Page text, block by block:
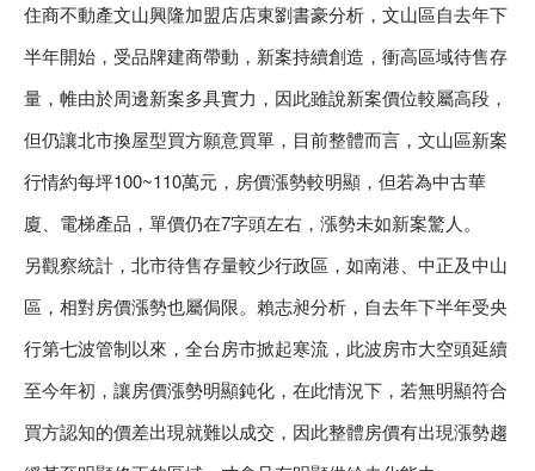
住商不動產文山興隆加盟店店東劉書豪分析，文山區自去年下
半年開始，受品牌建商帶動，新案持續創造，衝高區域待售存
量，帷由於周邊新案多具實力，因此雖說新案價位較屬高段，
但仍讓北市換屋型買方願意買單，目前整體而言，文山區新案
行情約每坪100~110萬元，房價漲勢較明顯，但若為中古華
廈、電梯產品，單價仍在7字頭左右，漲勢未如新案驚人。
另觀察統計，北市待售存量較少行政區，如南港、中正及中山
區，相對房價漲勢也屬侷限。賴志昶分析，自去年下半年受央
行第七波管制以來，全台房市掀起寒流，此波房市大空頭延續
至今年初，讓房價漲勢明顯鈍化，在此情況下，若無明顯符合
買方認知的價差出現就難以成交，因此整體房價有出現漲勢趨